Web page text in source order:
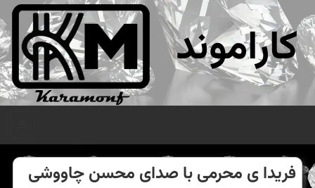
کاراموند
فریدا ی محرمی با صدای محسن چاووشی